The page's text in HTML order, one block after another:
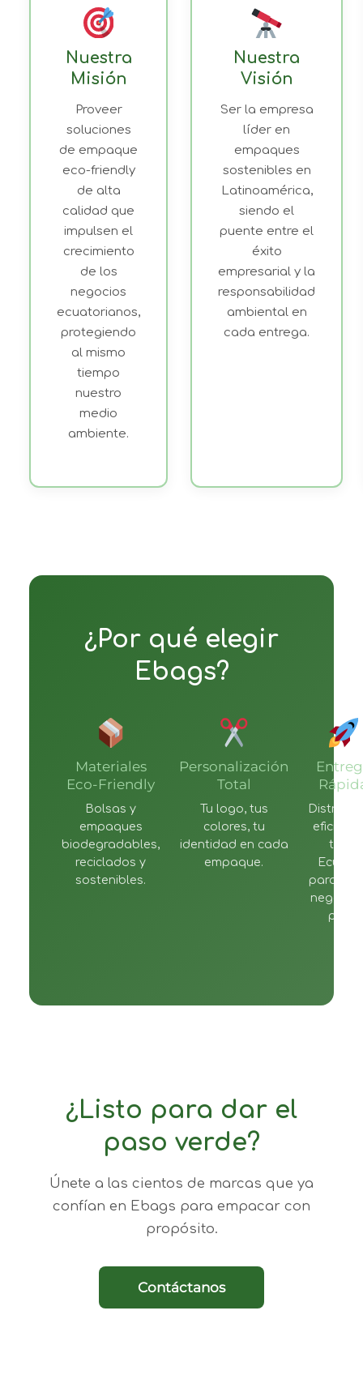
Nuestra
Misión
Proveer
soluciones
de empaque
eco-friendly
de alta
calidad que
impulsen el
crecimiento
de los
negocios
ecuatorianos,
protegiendo
al mismo
tiempo
nuestro
medio
ambiente.
Nuestra
Visión
Ser la empresa
líder en
empaques
sostenibles en
Latinoamérica,
siendo el
puente entre el
éxito
empresarial y la
responsabilidad
ambiental en
cada entrega.
¿Por qué elegir
Ebags?
Materiales
Eco-Friendly
Bolsas y
empaques
biodegradables,
reciclados y
sostenibles.
Personalización
Total
Tu logo, tus
colores, tu
identidad en cada
empaque.
todo
para
negocio
pare.
¿Listo para dar el
paso verde?
Únete a las cientos de marcas que ya
confían en Ebags para empacar con
propósito.
Contáctanos